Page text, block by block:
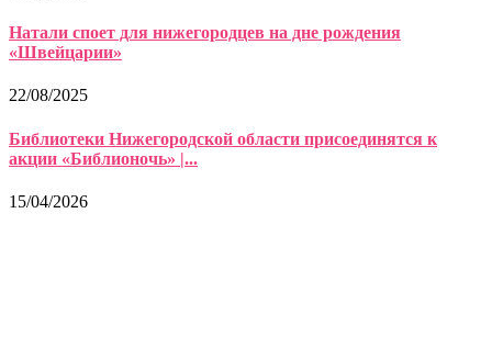
Натали споет для нижегородцев на дне рождения
«Швейцарии»
22/08/2025
Библиотеки Нижегородской области присоединятся к
акции «Библионочь» |...
15/04/2026